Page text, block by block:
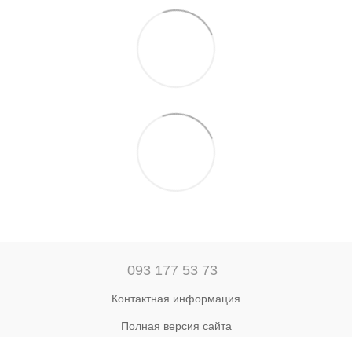
093 177 53 73
Контактная информация
Полная версия сайта